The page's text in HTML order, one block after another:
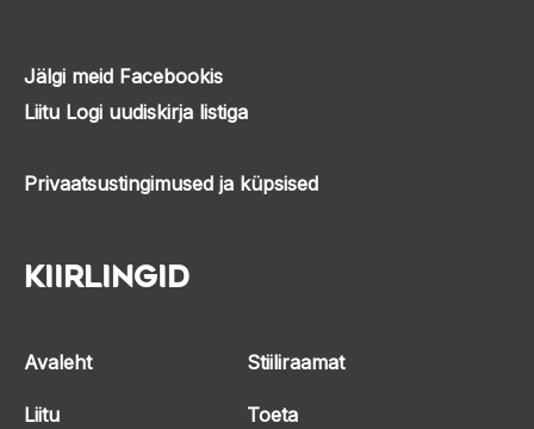
Jälgi meid Facebookis
Liitu Logi uudiskirja listiga
Privaatsustingimused ja küpsised
Kiirlingid
Avaleht
Liitu
Stiiliraamat
Toeta